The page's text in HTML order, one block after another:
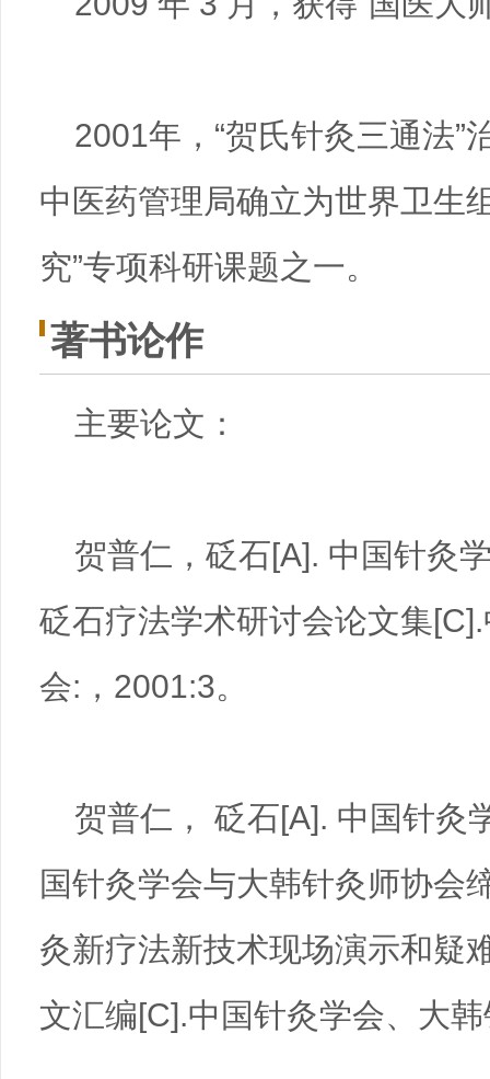
2001年，“贺氏针灸三通法”
中医药管理局确立为世界卫生
究”专项科研课题之一。
著书论作
主要论文：
贺普仁，砭石[A]. 中国针灸
砭石疗法学术研讨会论文集
会:，2001:3。
贺普仁， 砭石[A]. 中国针灸
国针灸学会与大韩针灸师协会
灸新疗法新技术现场演示和疑
文汇编[C].中国针灸学会、大